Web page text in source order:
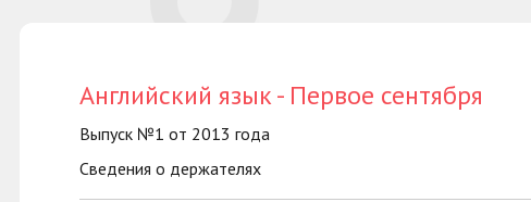
Английский язык - Первое сентября
Выпуск №1 от 2013 года
Сведения о держателях